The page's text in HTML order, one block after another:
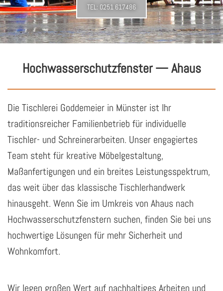
TEL: 0251 617486
Hochwasserschutzfenster — Ahaus
Die Tischlerei Goddemeier in Münster ist Ihr
traditionsreicher Familienbetrieb für individuelle
Tischler- und Schreinerarbeiten. Unser engagiertes
Team steht für kreative Möbelgestaltung,
Maßanfertigungen und ein breites Leistungsspektrum,
das weit über das klassische Tischlerhandwerk
hinausgeht. Wenn Sie im Umkreis von Ahaus nach
Hochwasserschutzfenstern suchen, finden Sie bei uns
hochwertige Lösungen für mehr Sicherheit und
Wohnkomfort.
Wir legen großen Wert auf nachhaltiges Arbeiten und